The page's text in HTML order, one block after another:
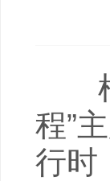
根
程”
行时